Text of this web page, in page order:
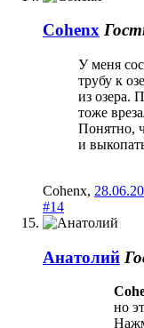
Cohenx
У меня
трубу к
из озера.
тоже
Понятно,
и
Cohenx,
#14
Анатолий
но